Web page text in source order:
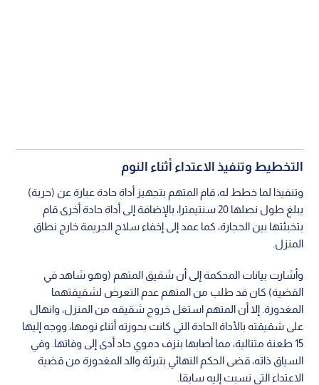
التخطيط وتنفيذ الاعتداء أثناء النوم
وتنفيذا لما خطط له، قام المتهم بتجهيز أداة حادة عبارة عن (حربة)
يبلغ طول نصلها 20 سنتيمترا، بالإضافة إلى أداة حادة أخرى قام
بتخبئتها بين الحجارة، كما عمد إلى إخفاء سلاح الجريمة خارج نطاق
المنزل.
وأشارت بيانات المحكمة إلى أن شقيق المتهم (وهو شاهد في
القضية) كان قد طلب من المتهم عدم التعرض لشقيقتهما
المغدورة. إلا أن المتهم استغل خروج شقيقه من المنزل، وانهال
على شقيقته بالأداة الحادة التي كانت بحوزته أثناء نومها، ووجه إليها
15 طعنة متتالية، مما أصابها بنزف دموي حاد أدى إلى وفاتها. وفي
السياق ذاته، قضى الحكم النهائي بتبرئة والد المغدورة من قضية
الاعتداء التي نسبت إليه سابقا.